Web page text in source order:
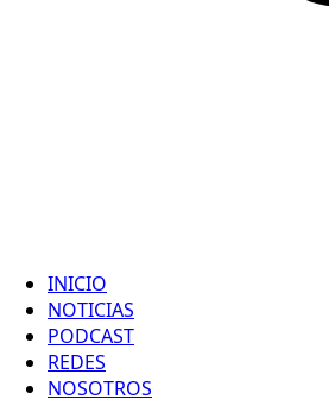
INICIO
NOTICIAS
PODCAST
REDES
NOSOTROS